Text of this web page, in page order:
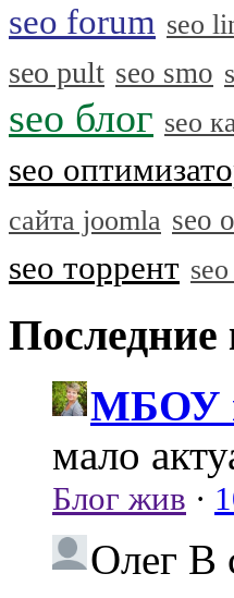
seo forum seo
seo pult seo smo
seo блог seo
seo
сайта joomla seo
seo торрент
МБОУ
мало
Блог жив ·
Олег В